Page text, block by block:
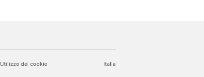
Italia
Utilizzo dei cookie